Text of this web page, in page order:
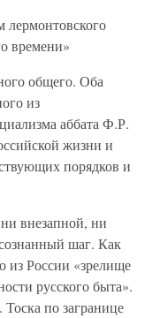
времени»
общего. Оба
из
аббата Ф.Р.
жизни и
порядков и
внезапной, ни
шаг. Как
из России «зрелище
русского быта».
по загранице